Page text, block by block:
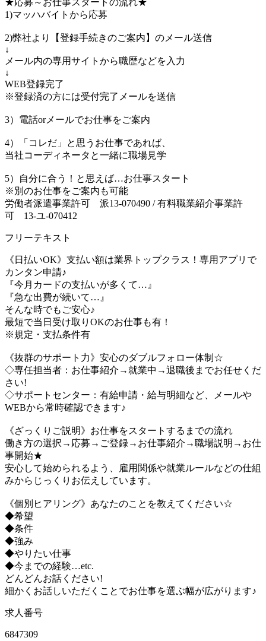
1)マッハバイトから応募
2)弊社より【登録手続きのご案内】のメール送信
↓
メール内の専用サイトから職歴などを入力
↓
WEB登録完了
※登録済の方には受付完了メールを送信
3）電話orメールでお仕事をご案内
4）「コレだ」と思うお仕事であれば、
当社コーディネータと一緒に職場見学
5）自分に合う！と思えば…お仕事スタート
※別のお仕事をご案内も可能
労働者派遣事業許可 派13-070490 / 有料職業紹介事業許
可 13-ユ-070412
フリーテキスト
《日払いOK》支払い額は業界トップクラス！専用アプリで
カンタン申請♪
『今月カードの支払いが多くて…』
『急な出費が続いて…』
そんな時でもご安心♪
最短で当日受け取りOKのお仕事も有！
※規定・支払条件有
《抜群のサポート力》安心のダブルフォロー体制☆
◇専任担当者：お仕事紹介→就業中→退職後までお任せくだ
さい!
◇サポートセンター：有給申請・給与明細など、メールや
WEBから常時確認できます♪
《ざっくりご説明》お仕事をスタートするまでの流れ
働き方の選択→応募→ご登録→お仕事紹介→職場説明→お仕
事開始★
安心して始められるよう、雇用関係や就業ルールなどの仕組
みからじっくりお伝えしています。
《個別ヒアリング》あなたのことを教えてください☆
◆希望
◆条件
◆強み
◆やりたい仕事
◆今までの経験…etc.
どんどんお話ください!
細かくお話しいただくことでお仕事を選ぶ幅が広がります♪
求人番号
6847309